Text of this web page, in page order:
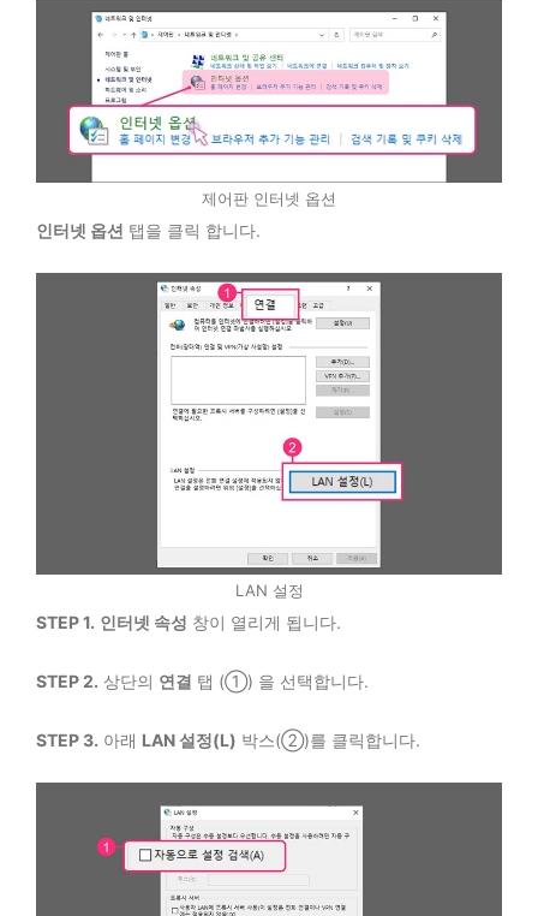
제어판 인터넷 옵션
인터넷 옵션 탭을 클릭 합니다.
LAN 설정
STEP 1. 인터넷 속성 창이 열리게 됩니다.
STEP 2. 상단의 연결 탭 (①) 을 선택합니다.
STEP 3. 아래 LAN 설정(L) 박스(②)를 클릭합니다.